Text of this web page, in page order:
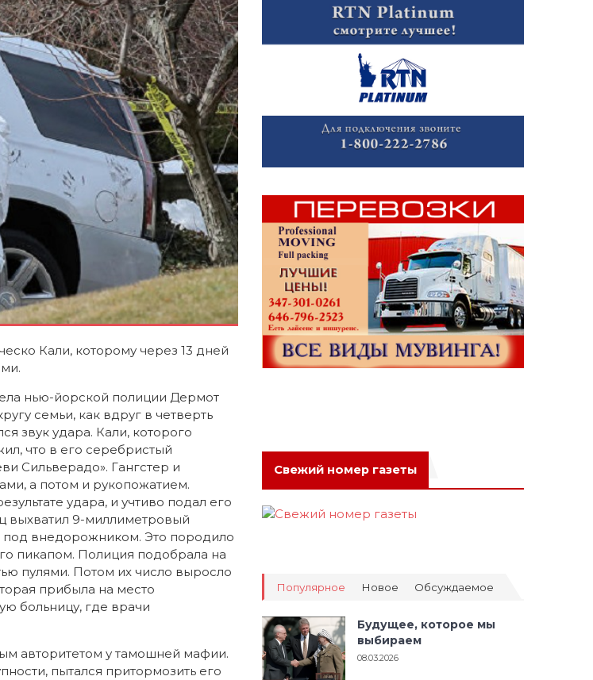
Кали, которому через 13 дней
нью-йорской полиции Дермот
семьи, как вдруг в четверть
звук удара. Кали, которого
что в его серебристый
Сильверадо». Гангстер и
а потом и рукопожатием.
удара, и учтиво подал его
выхватил 9-миллиметровый
под внедорожником. Это породило
пикапом. Полиция подобрала на
пулями. Потом их число выросло
прибыла на место
больницу, где врачи
авторитетом у тамошней мафии.
пытался притормозить его
Свежий номер газеты
Популярное Новое Обсуждаемое
Будущее, которое мы
выбираем
08.03.2026